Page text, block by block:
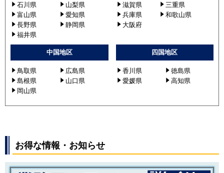
石川県
山梨県
富山県
愛知県
長野県
静岡県
福井県
滋賀県
三重県
兵庫県
和歌山県
大阪府
中国地区
鳥取県
広島県
島根県
山口県
岡山県
四国地区
香川県
徳島県
愛媛県
高知県
お得な情報・お知らせ